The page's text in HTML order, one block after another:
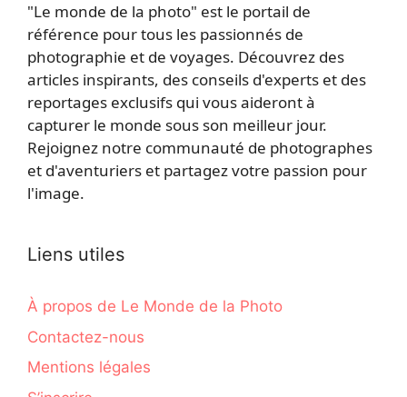
"Le monde de la photo" est le portail de
référence pour tous les passionnés de
photographie et de voyages. Découvrez des
articles inspirants, des conseils d'experts et des
reportages exclusifs qui vous aideront à
capturer le monde sous son meilleur jour.
Rejoignez notre communauté de photographes
et d'aventuriers et partagez votre passion pour
l'image.
Liens utiles
À propos de Le Monde de la Photo
Contactez-nous
Mentions légales